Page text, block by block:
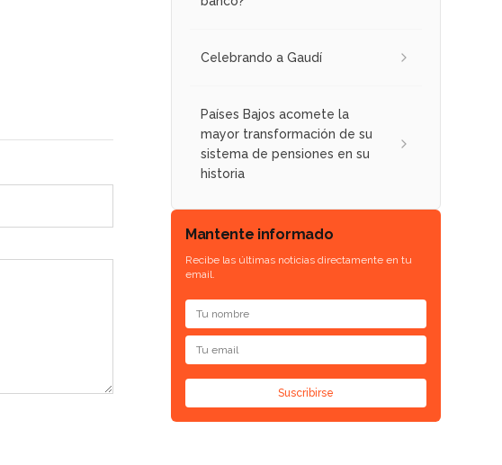
Celebrando a Gaudí
Países Bajos acomete la
mayor transformación de su
sistema de pensiones en su
historia
Mantente informado
Recibe las últimas noticias directamente en tu
email.
Suscribirse